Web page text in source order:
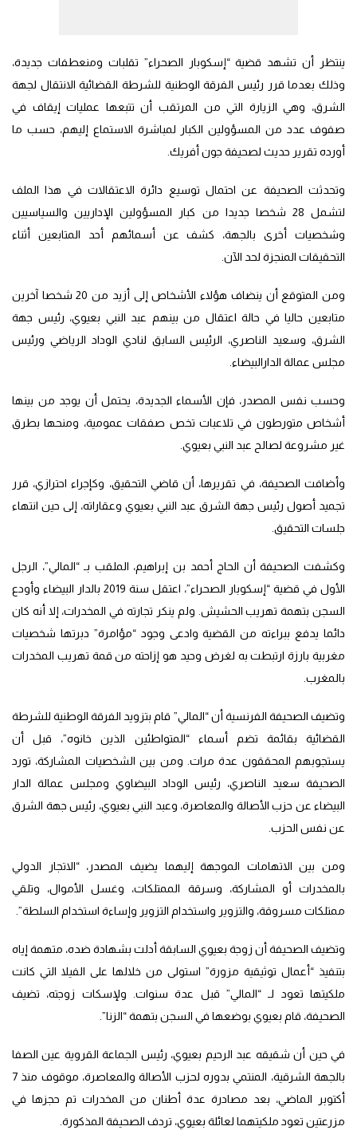
ينتظر أن تشهد قضية “إسكوبار الصحراء” تقلبات ومنعطفات جديدة،
وذلك بعدما قرر رئيس الفرقة الوطنية للشرطة القضائية الانتقال لجهة
الشرق، وهي الزيارة التي من المرتقب أن تتبعها عمليات إيقاف في
صفوف عدد من المسؤولين الكبار لمباشرة الاستماع إليهم، حسب ما
أورده تقرير حديث لصحيفة جون أفريك.
وتحدثت الصحيفة عن احتمال توسيع دائرة الاعتقالات في هذا الملف
لتشمل 28 شخصا جديدا من كبار المسؤولين الإداريين والسياسيين
وشخصيات أخرى بالجهة، كشف عن أسمائهم أحد المتابعين أثناء
التحقيقات المنجزة لحد الآن.
ومن المتوقع أن ينضاف هؤلاء الأشخاص إلى أزيد من 20 شخصا آخرين
متابعين حاليا في حالة اعتقال من بينهم عبد النبي بعيوي، رئيس جهة
الشرق، وسعيد الناصري، الرئيس السابق لنادي الوداد الرياضي ورئيس
مجلس عمالة الدارالبيضاء.
وحسب نفس المصدر، فإن الأسماء الجديدة، يحتمل أن يوجد من بينها
أشخاص متورطون في تلاعبات تخص صفقات عمومية، ومنحها بطرق
غير مشروعة لصالح عبد النبي بعيوي.
وأضافت الصحيفة، في تقريرها، أن قاضي التحقيق٬ وكإجراء احترازي، قرر
تجميد أصول رئيس جهة الشرق عبد النبي بعيوي وعقاراته، إلى حين انتهاء
جلسات التحقيق.
وكشفت الصحيفة أن الحاج أحمد بن إبراهيم، الملقب بـ “المالي”، الرجل
الأول في قضية “إسكوبار الصحراء”، اعتقل سنة 2019 بالدار البيضاء وأودع
السجن بتهمة تهريب الحشيش. ولم ينكر تجارته في المخدرات، إلا أنه كان
دائما يدفع ببراءته من القضية وادعى وجود “مؤامرة” دبرتها شخصيات
مغربية بارزة ارتبطت به لغرض وحيد هو إزاحته من قمة تهريب المخدرات
بالمغرب.
وتضيف الصحيفة الفرنسية أن “المالي” قام بتزويد الفرقة الوطنية للشرطة
القضائية بقائمة تضم أسماء “المتواطئين الذين خانوه”، قبل أن
يستجوبهم المحققون عدة مرات. ومن بين الشخصيات المشاركة، تورد
الصحيفة سعيد الناصري، رئيس الوداد البيضاوي ومجلس عمالة الدار
البيضاء عن حزب الأصالة والمعاصرة، وعبد النبي بعيوي، رئيس جهة الشرق
عن نفس الحزب.
ومن بين الاتهامات الموجهة إليهما يضيف المصدر، “الاتجار الدولي
بالمخدرات أو المشاركة، وسرقة الممتلكات، وغسل الأموال، وتلقي
ممتلكات مسروقة، والتزوير واستخدام التزوير وإساءة استخدام السلطة”.
وتضيف الصحيفة أن زوجة بعيوي السابقة أدلت بشهادة ضده، متهمة إياه
بتنفيذ “أعمال توثيقية مزورة” استولى من خلالها على الفيلا التي كانت
ملكيتها تعود لـ “المالي” قبل عدة سنوات. ولإسكات زوجته، تضيف
الصحيفة، قام بعيوي بوضعها في السجن بتهمة “الزنا”.
في حين أن شقيقه عبد الرحيم بعيوي، رئيس الجماعة القروية عين الصفا
بالجهة الشرقية، المنتمي بدوره لحزب الأصالة والمعاصرة، موقوف منذ 7
أكتوبر الماضي، بعد مصادرة عدة أطنان من المخدرات تم حجزها في
مزرعتين تعود ملكيتهما لعائلة بعيوي، تردف الصحيفة المذكورة.